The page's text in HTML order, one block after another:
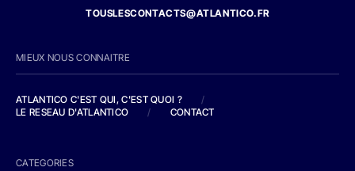
TOUSLESCONTACTS@ATLANTICO.FR
MIEUX NOUS CONNAITRE
ATLANTICO C'EST QUI, C'EST QUOI ?
/
LE RESEAU D'ATLANTICO
/ CONTACT
CATEGORIES